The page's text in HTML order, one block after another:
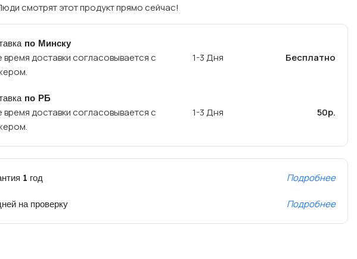
смотрят этот продукт прямо сейчас!
по Минску
доставки согласовывается с
1-3 Дня Бесплатно
по РБ
доставки согласовывается с
1-3 Дня 50р.
1 год Подробнее
на проверку Подробнее